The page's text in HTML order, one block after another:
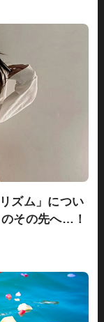
ズム」につい
その先へ…！